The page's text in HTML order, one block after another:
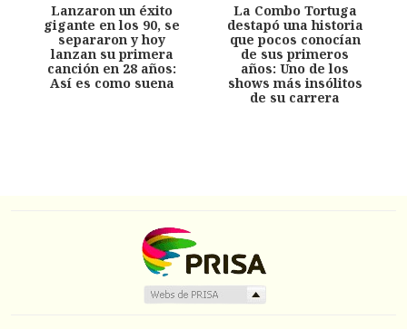
Lanzaron un éxito
gigante en los 90, se
separaron y hoy
lanzan su primera
canción en 28 años:
Así es como suena
La Combo Tortuga
destapó una historia
que pocos conocían
de sus primeros
años: Uno de los
shows más insólitos
de su carrera